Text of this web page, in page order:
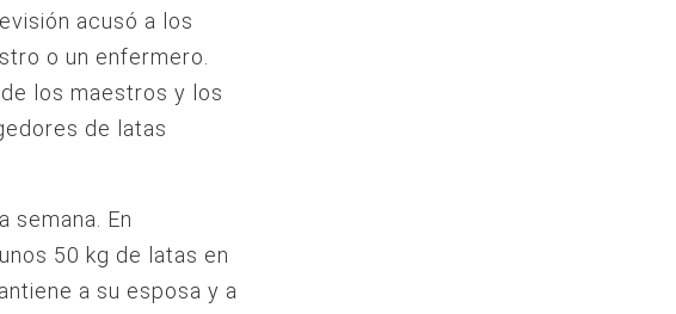
acusó a los
o un enfermero.
los maestros y los
de latas
semana. En
50 kg de latas en
a su esposa y a